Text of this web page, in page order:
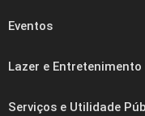
Eventos
Lazer e Entretenimento
Serviços e Utilidade